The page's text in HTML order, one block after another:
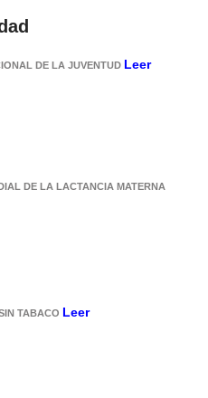
DE LA JUVENTUD Leer
DE LA LACTANCIA MATERNA
TABACO Leer